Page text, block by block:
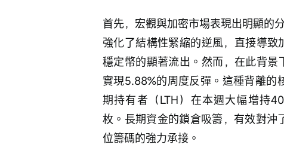
首先，宏觀與加密市場表現出明顯的
強化了結構性緊縮的逆風，直接導致
穩定幣的顯著流出。然而，在此背
實現5.88%的周度反彈。這種背離
期持有者（LTH）在本週大幅增持
枚。長期資金的鎖倉吸籌，有效對
位籌碼的強力承接。